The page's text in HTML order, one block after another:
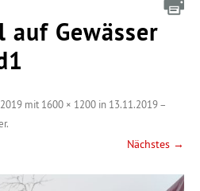
Gewässer
mit 1600 × 1200 in 13.11.2019 –
.
Nächstes →